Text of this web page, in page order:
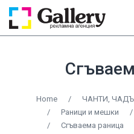
Home /
ЧАНТИ,
/
Раници и мешки /
/
Сгъваема раница